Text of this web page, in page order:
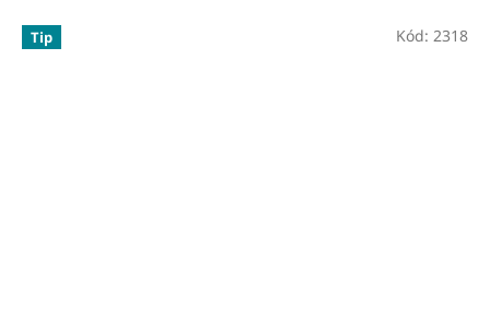
Tip Kód: 2318